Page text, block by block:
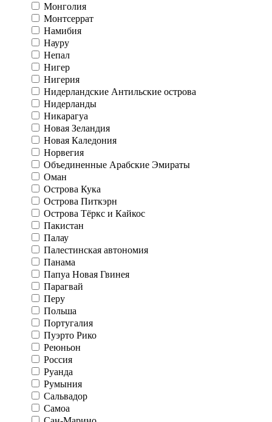
Монголия
Монтсеррат
Намибия
Науру
Непал
Нигер
Нигерия
Нидерландские Антильские острова
Нидерланды
Никарагуа
Новая Зеландия
Новая Каледония
Норвегия
Объединенные Арабские Эмираты
Оман
Острова Кука
Острова Питкэрн
Острова Тёркс и Кайкос
Пакистан
Палау
Палестинская автономия
Панама
Папуа Новая Гвинея
Парагвай
Перу
Польша
Португалия
Пуэрто Рико
Реюньон
Россия
Руанда
Румыния
Сальвадор
Самоа